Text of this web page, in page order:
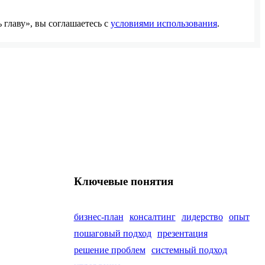
Ключевые понятия
бизнес-план консалтинг лидерство
опыт
пошаговый подход
презентация
решение проблем
системный подход
вы соглашаетесь с условиями использования.